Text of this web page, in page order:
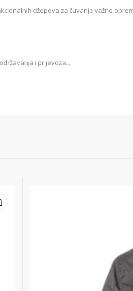
džepova za čuvanje važne
i prijevoza...